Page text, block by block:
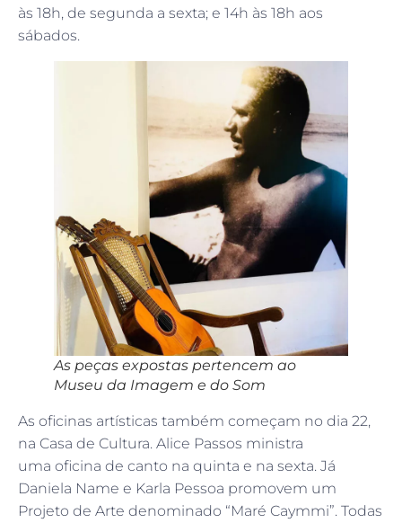
às 18h, de segunda a sexta; e 14h às 18h aos
sábados.
As peças expostas pertencem ao
Museu da Imagem e do Som
As oficinas artísticas também começam no dia 22,
na Casa de Cultura. Alice Passos ministra
uma oficina de canto na quinta e na sexta. Já
Daniela Name e Karla Pessoa promovem um
Projeto de Arte denominado “Maré Caymmi”. Todas